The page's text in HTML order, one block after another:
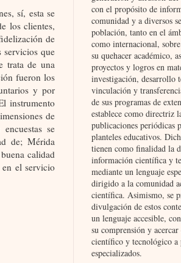
sí, esta se
los clientes,
de
servicios que
trata de una
fueron los
y por
instrumento
de
se
de; Mérida
calidad
el servicio
con el propósito de
comunidad y a diversos
población, tanto en el
como internacional,
su quehacer académico,
proyectos y logros en
investigación, desarrollo
vinculación y
de sus programas de
establece como directriz
publicaciones periódicas
planteles educativos.
tienen como finalidad la
información científica y
mediante un lenguaje
dirigido a la comunidad
científica. Asimismo, se
divulgación de estos
un lenguaje accesible,
su comprensión y
científico y tecnológico a
especializados.